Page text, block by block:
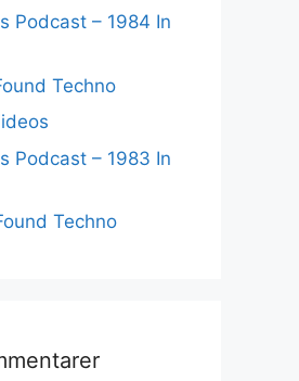
Podcast – 1984 In
Techno
Podcast – 1983 In
Techno